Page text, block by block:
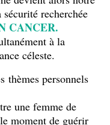
recherchée
CANCER.
à la
céleste.
thèmes personnels
une femme de
moment de guérir